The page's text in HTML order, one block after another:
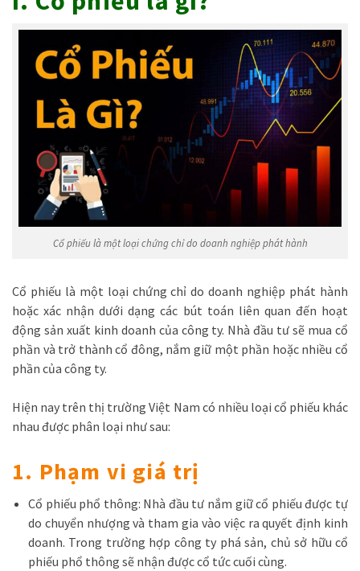
Cổ phiếu là một loại chứng chỉ do doanh nghiệp phát hành
Cổ phiếu là một loại chứng chỉ do doanh nghiệp phát hành
hoặc xác nhận dưới dạng các bút toán liên quan đến hoạt
động sản xuất kinh doanh của công ty. Nhà đầu tư sẽ mua cổ
phần và trở thành cổ đông, nắm giữ một phần hoặc nhiều cổ
phần của công ty.
Hiện nay trên thị trường Việt Nam có nhiều loại cổ phiếu khác
nhau được phân loại như sau:
1. Phạm vi giá trị
Cổ phiếu phổ thông: Nhà đầu tư nắm giữ cổ phiếu được tự
do chuyển nhượng và tham gia vào việc ra quyết định kinh
doanh. Trong trường hợp công ty phá sản, chủ sở hữu cổ
phiếu phổ thông sẽ nhận được cổ tức cuối cùng.